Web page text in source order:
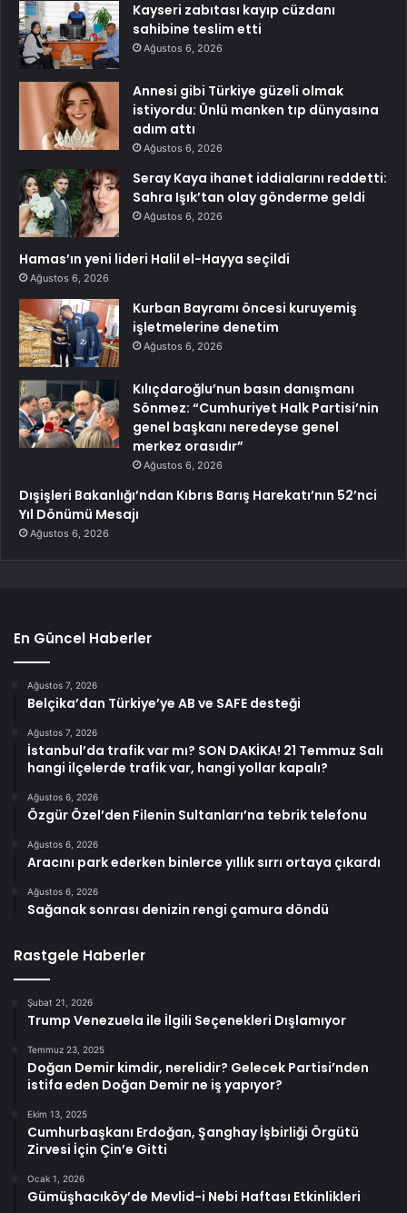
Kayseri zabıtası kayıp cüzdanı
sahibine teslim etti
Ağustos 6, 2026
Annesi gibi Türkiye güzeli olmak
istiyordu: Ünlü manken tıp dünyasına
adım attı
Ağustos 6, 2026
Seray Kaya ihanet iddialarını reddetti:
Sahra Işık’tan olay gönderme geldi
Ağustos 6, 2026
Hamas’ın yeni lideri Halil el-Hayya seçildi
Ağustos 6, 2026
Kurban Bayramı öncesi kuruyemiş
işletmelerine denetim
Ağustos 6, 2026
Kılıçdaroğlu’nun basın danışmanı
Sönmez: “Cumhuriyet Halk Partisi’nin
genel başkanı neredeyse genel
merkez orasıdır”
Ağustos 6, 2026
Dışişleri Bakanlığı’ndan Kıbrıs Barış Harekatı’nın 52’nci
Yıl Dönümü Mesajı
Ağustos 6, 2026
En Güncel Haberler
Ağustos 7, 2026
Belçika’dan Türkiye’ye AB ve SAFE desteği
Ağustos 7, 2026
İstanbul’da trafik var mı? SON DAKİKA! 21 Temmuz Salı
hangi ilçelerde trafik var, hangi yollar kapalı?
Ağustos 6, 2026
Özgür Özel’den Filenin Sultanları’na tebrik telefonu
Ağustos 6, 2026
Aracını park ederken binlerce yıllık sırrı ortaya çıkardı
Ağustos 6, 2026
Sağanak sonrası denizin rengi çamura döndü
Rastgele Haberler
Şubat 21, 2026
Trump Venezuela ile İlgili Seçenekleri Dışlamıyor
Temmuz 23, 2025
Doğan Demir kimdir, nerelidir? Gelecek Partisi’nden
istifa eden Doğan Demir ne iş yapıyor?
Ekim 13, 2025
Cumhurbaşkanı Erdoğan, Şanghay İşbirliği Örgütü
Zirvesi İçin Çin’e Gitti
Ocak 1, 2026
Gümüşhacıköy’de Mevlid-i Nebi Haftası Etkinlikleri